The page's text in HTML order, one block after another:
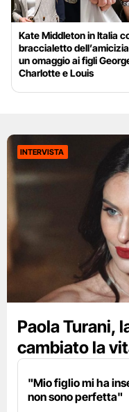
Kate Middleton in Italia
braccialetto
un omaggio ai figli
Charlotte e Louis
INTERVISTA
Paola Turani,
cambiato la
"Mio figlio mi ha
non sono perfetta"